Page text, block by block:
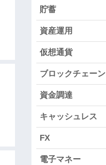
貯蓄
資産運用
仮想通貨
ブロックチェーン
資金調達
キャッシュレス
FX
電子マネー